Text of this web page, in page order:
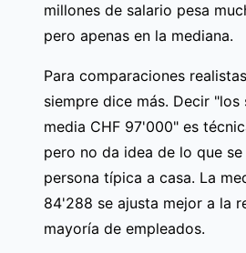
millones de salario pesa
pero apenas en la mediana.
Para comparaciones
siempre dice más. Decir "los
media CHF 97'000" es
pero no da idea de lo que se
persona típica a casa. La
84'288 se ajusta mejor a la
mayoría de empleados.